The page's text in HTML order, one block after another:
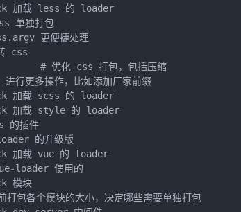
加载 less 的 loader
单独打包
更便捷处理
css
# 优化 css 打包，包括压缩
更多操作，比如添加厂家前缀
加载 scss 的 loader
加载 style 的 loader
的插件
的升级版
加载 vue 的 loader
loader 使用的
模块
各个模块的大小，决定哪些需要单独打包